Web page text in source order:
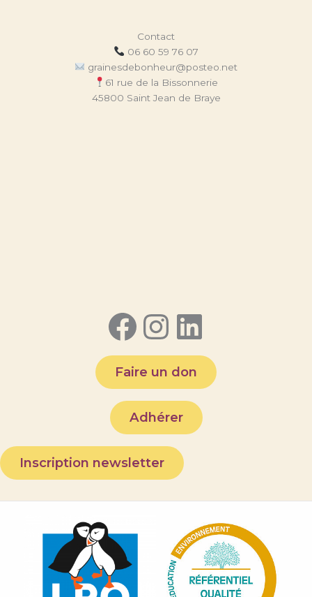
Contact
06 60 59 76 07
grainesdebonheur@posteo.net
61 rue de la Bissonnerie
45800 Saint Jean de Braye
Facebook
Instagram
Faire un don
Adhérer
Inscription newsletter